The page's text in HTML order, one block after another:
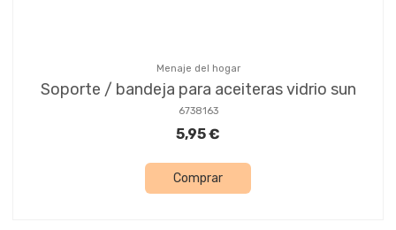
Menaje del hogar
Soporte / bandeja para aceiteras vidrio sun
6738163
5,95 €
Comprar